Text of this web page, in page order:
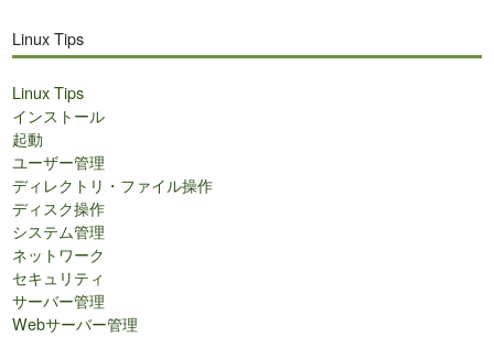
Linux Tips
Linux Tips
インストール
起動
ユーザー管理
ディレクトリ・ファイル操作
ディスク操作
システム管理
ネットワーク
セキュリティ
サーバー管理
Webサーバー管理